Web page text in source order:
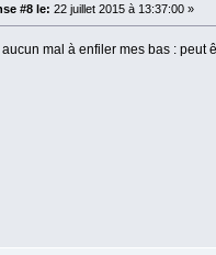
#8 le: 22 juillet 2015 à 13:37:00 »
mal à enfiler mes bas : peut